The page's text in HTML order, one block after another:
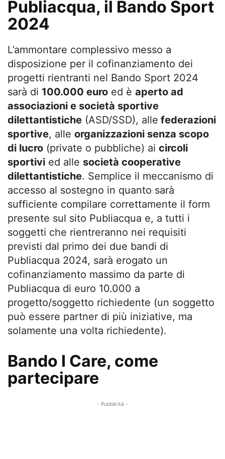
Publiacqua, il Bando Sport
2024
L’ammontare complessivo messo a
disposizione per il cofinanziamento dei
progetti rientranti nel Bando Sport 2024
sarà di 100.000 euro ed è aperto ad
associazioni e società sportive
dilettantistiche (ASD/SSD), alle federazioni
sportive, alle organizzazioni senza scopo
di lucro (private o pubbliche) ai circoli
sportivi ed alle società cooperative
dilettantistiche. Semplice il meccanismo di
accesso al sostegno in quanto sarà
sufficiente compilare correttamente il form
presente sul sito Publiacqua e, a tutti i
soggetti che rientreranno nei requisiti
previsti dal primo dei due bandi di
Publiacqua 2024, sarà erogato un
cofinanziamento massimo da parte di
Publiacqua di euro 10.000 a
progetto/soggetto richiedente (un soggetto
può essere partner di più iniziative, ma
solamente una volta richiedente).
Bando I Care, come
partecipare
- Pubblicità -